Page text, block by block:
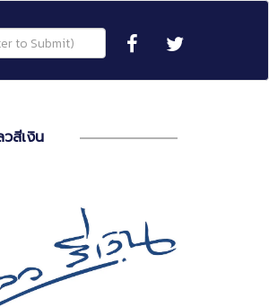
วสีเงิน